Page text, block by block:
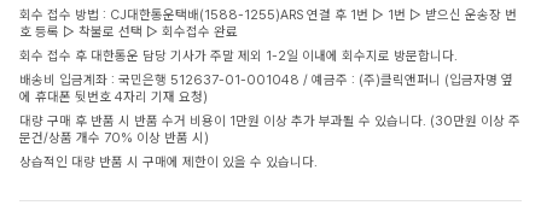
회수 접수 방법 : CJ대한통운택배(1588-1255)ARS 연결 후 1번 ▷ 1번 ▷ 받으신 운송장 번
호 등록 ▷ 착불로 선택 ▷ 회수접수 완료
회수 접수 후 대한통운 담당 기사가 주말 제외 1-2일 이내에 회수지로 방문합니다.
배송비 입금계좌 : 국민은행 512637-01-001048 / 예금주 : (주)클릭앤퍼니 (입금자명 옆
에 휴대폰 뒷번호 4자리 기재 요청)
대량 구매 후 반품 시 반품 수거 비용이 1만원 이상 추가 부과될 수 있습니다. (30만원 이상 주
문건/상품 개수 70% 이상 반품 시)
상습적인 대량 반품 시 구매에 제한이 있을 수 있습니다.